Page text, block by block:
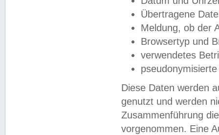
Übertragene
Meldung, ob der
Browsertyp und
verwendetes
Diese Daten werden
genutzt und werden
Zusammenführung
vorgenommen. Eine